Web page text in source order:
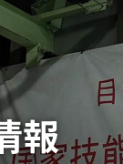
実績
への取組み
報